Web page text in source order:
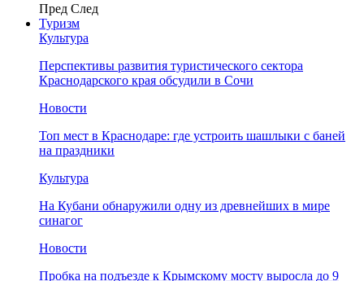
Пред След
Туризм
Культура
Перспективы развития туристического сектора
Краснодарского края обсудили в Сочи
Новости
Топ мест в Краснодаре: где устроить шашлыки с баней
на праздники
Культура
На Кубани обнаружили одну из древнейших в мире
синагог
Новости
Пробка на подъезде к Крымскому мосту выросла до 9